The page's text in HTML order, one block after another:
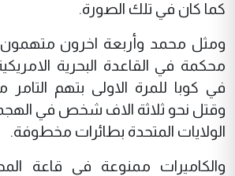
كما كان في تلك الصورة.
ومثل محمد وأربعة اخرون متهمون
محكمة في القاعدة البحرية
في كوبا للمرة الاولى بتهم التامر
وقتل نحو ثلاثة الاف شخص في
الولايات المتحدة بطائرات مخطوفة.
والكاميرات ممنوعة في قاعة